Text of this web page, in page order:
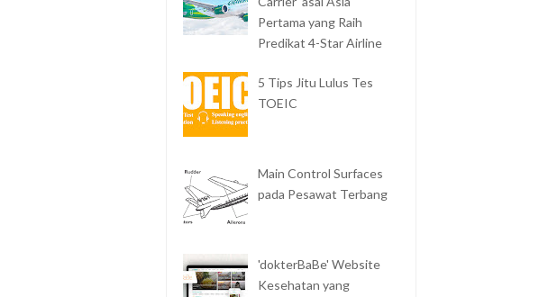
Pertama yang Raih
Predikat 4-Star Airline
5 Tips Jitu Lulus Tes
TOEIC
Main Control Surfaces
pada Pesawat Terbang
'dokterBaBe' Website
Kesehatan yang